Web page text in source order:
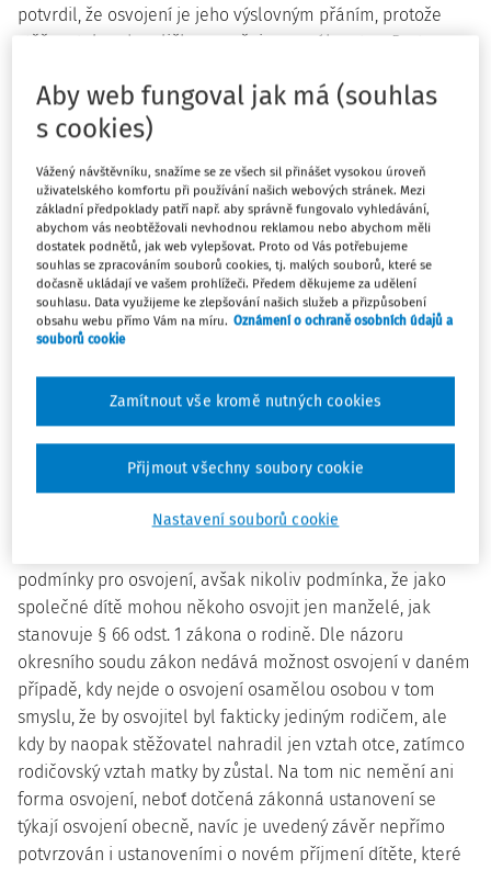
potvrdil, že osvojení je jeho výslovným přáním, protože
stěžovatele od malička považuje za svého otce. Proto
listu, a chce mít se stěžovatelem a se svým polorodým
bratrem stejné příjmení. Matka nezletilého uvedla, že
také kontaktoval právního otce nezletilého, který s
návrhem předběžně souhlasil. Opatrovník tedy vzhledem
k souhlasu všech zainteresovaných osob doporučil, aby
soud návrhu vyhověl. Rozsudkem zmíněného okresního
soudu č. j. 18 Nc 1055/2013-9 ze dne 16. 8. 2013 bylo
určeno, že pro nezájem otce není třeba jeho souhlasu s
osvojením nezletilého R.
5. Rozsudkem č. j. 18 Nc 1054/2013-56 ze dne 12. 12. 2013
okresní soud návrh na osvojení zamítl. Z provedených
důkazů okresní soud zjistil, že stěžovatel je způsobilý k
osvojení, otec se o syna příliš nezajímá a výživné neplatí.
Nezletilý se vyjádřil před soudem tak, že chce zůstat se
stěžovatelem, kterého oslovuje "tati", a chce se po něm
podmínky pro osvojení, avšak nikoliv podmínka, že jako
společné dítě mohou někoho osvojit jen manželé, jak
stanovuje § 66 odst. 1 zákona o rodině. Dle názoru
okresního soudu zákon nedává možnost osvojení v daném
případě, kdy nejde o osvojení osamělou osobou v tom
smyslu, že by osvojitel byl fakticky jediným rodičem, ale
kdy by naopak stěžovatel nahradil jen vztah otce, zatímco
rodičovský vztah matky by zůstal. Na tom nic nemění ani
forma osvojení, neboť dotčená zákonná ustanovení se
týkají osvojení obecně, navíc je uvedený závěr nepřímo
potvrzován i ustanoveními o novém příjmení dítěte, které
Aby web fungoval jak má (souhlas
s cookies)
Vážený návštěvníku, snažíme se ze všech sil přinášet vysokou úroveň
uživatelského komfortu při používání našich webových stránek. Mezi
základní předpoklady patří např. aby správně fungovalo vyhledávání,
abychom vás neobtěžovali nevhodnou reklamou nebo abychom měli
dostatek podnětů, jak web vylepšovat. Proto od Vás potřebujeme
souhlas se zpracováním souborů cookies, tj. malých souborů, které se
dočasně ukládají ve vašem prohlížeči. Předem děkujeme za udělení
souhlasu. Data využijeme ke zlepšování našich služeb a přizpůsobení
obsahu webu přímo Vám na míru. Oznámení o ochraně osobních údajů a
souborů cookie
Nastavení souborů cookie
Zamítnout vše kromě nutných cookies
Přijmout všechny soubory cookie